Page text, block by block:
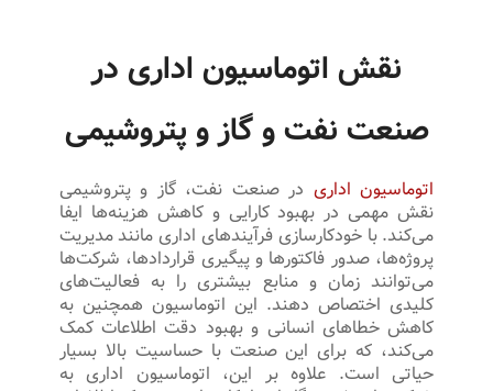
نقش اتوماسیون اداری در
صنعت نفت و گاز و پتروشیمی
اتوماسیون اداری در صنعت نفت، گاز و پتروشیمی
نقش مهمی در بهبود کارایی و کاهش هزینه‌ها ایفا
می‌کند. با خودکارسازی فرآیندهای اداری مانند مدیریت
پروژه‌ها، صدور فاکتورها و پیگیری قراردادها، شرکت‌ها
می‌توانند زمان و منابع بیشتری را به فعالیت‌های
کلیدی اختصاص دهند. این اتوماسیون همچنین به
کاهش خطاهای انسانی و بهبود دقت اطلاعات کمک
می‌کند، که برای این صنعت با حساسیت بالا بسیار
حیاتی است. علاوه بر این، اتوماسیون اداری به